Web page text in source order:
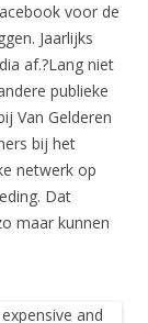
voor de
Jaarlijks
af.?Lang niet
publieke
Van Gelderen
bij het
netwerk op
Dat
maar kunnen